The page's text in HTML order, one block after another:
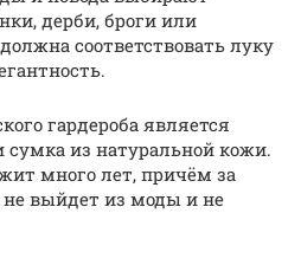
дерби, броги или
соответствовать луку
гардероба является
из натуральной кожи.
много лет, причём за
выйдет из моды и не